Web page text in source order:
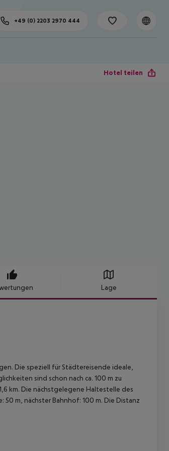
+49 (0) 2203 2970 444
Hotel teilen
Lage
Die speziell für Städtereisende ideale,
sind schon nach ca. 100 m zu
km. Die nächstgelegene Haltestelle des
m, nächster Bahnhof: 100 m. Die Distanz